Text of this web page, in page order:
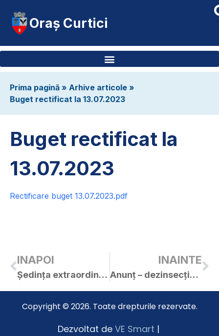
Oraș Curtici
Prima pagină » Arhive articole »
Buget rectificat la 13.07.2023
Buget rectificat la
13.07.2023
Rectificare buget 13.07.2023.pdf
INAPOI
Ședința extraordinară a C.L. Curtici din 12.07.2023
INAINTE
Anunț – dezinsecție !!!
Copyright © 2026. Toate drepturile rezervate.
Dezvoltat de VE Smart |